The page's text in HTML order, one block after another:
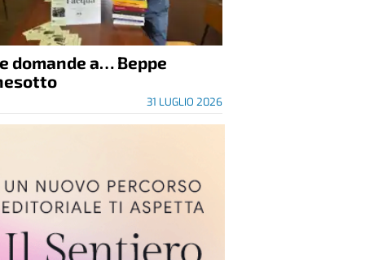
domande a… Beppe
31 LUGLIO 2026